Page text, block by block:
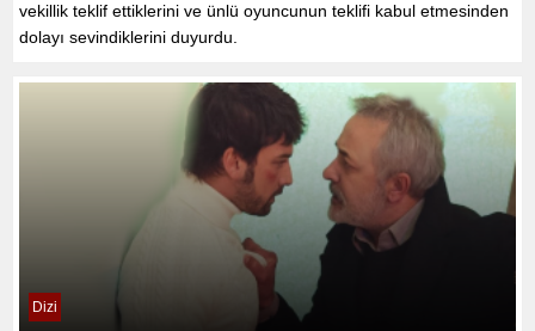
vekillik teklif ettiklerini ve ünlü oyuncunun teklifi kabul etmesinden
dolayı sevindiklerini duyurdu.
Dizi